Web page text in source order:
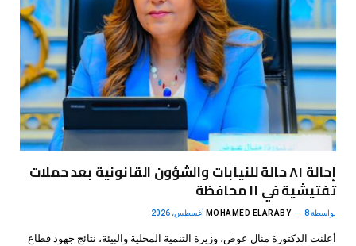
إحالة ٨١ حالة للنيابات والشؤون القانونية بعد حملات
تفتيشية في ١١ محافظة
بواسطة MOHAMED ELARABY 8 أغسطس، 2026
أعلنت الدكتورة منال عوض، وزيرة التنمية المحلية والبيئة، نتائج جهود قطاع